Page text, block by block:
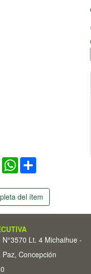
X WhatsApp
del ítem
Lt. 4 Michaihue -
Concepción